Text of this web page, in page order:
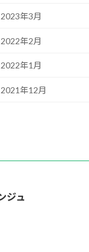
2023年3月
2022年2月
2022年1月
2021年12月
ジュ